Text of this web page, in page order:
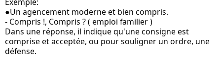
●Un agencement moderne et bien compris.
- Compris !, Compris ? ( emploi familier )
Dans une réponse, il indique qu'une consigne est
comprise et acceptée, ou pour souligner un ordre, une
défense.